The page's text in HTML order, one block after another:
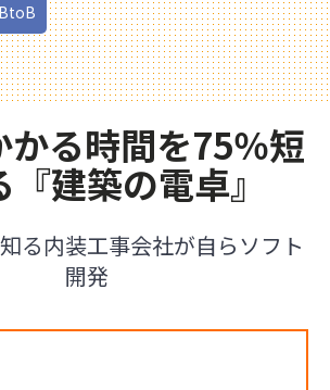
かる時間を75％短
建築の電卓』
る内装工事会社が自らソフト
開発